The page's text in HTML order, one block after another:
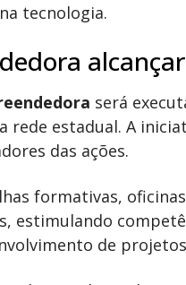
tecnologia.
será
rede estadual. A
das ações.
formativas,
estimulando
de